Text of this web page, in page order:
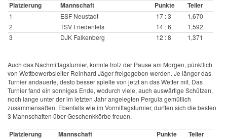
Platzierung Mannschaft Punkte Teiler
1 ESF Neustadt 17 : 3
1,670
2
TSV Friedenfels 14 : 6
1,592
3
DJK Falkenberg 12 : 8 1,371
Auch das Nachmittagsturnier, konnte trotz der Pause am Morgen, pünktlich
von Wettbewerbsleiter Reinhard Jäger freigegeben werden. Je länger das
Turnier andauerte, desto besser spielte von jetzt an das Wetter mit. Das
Turnier fand ein sonniges Ende, wodurch viele, auch auswärtige Schützen,
noch lange unter der im letzten Jahr angelegten Pergula gemütlich
zusammensaßen. Ebenfalls wie im Vormittagsturnier, durften sich die besten
3 Mannschaften über Geschenkkörbe freuen.
Platzierung Mannschaft Punkte Teiler